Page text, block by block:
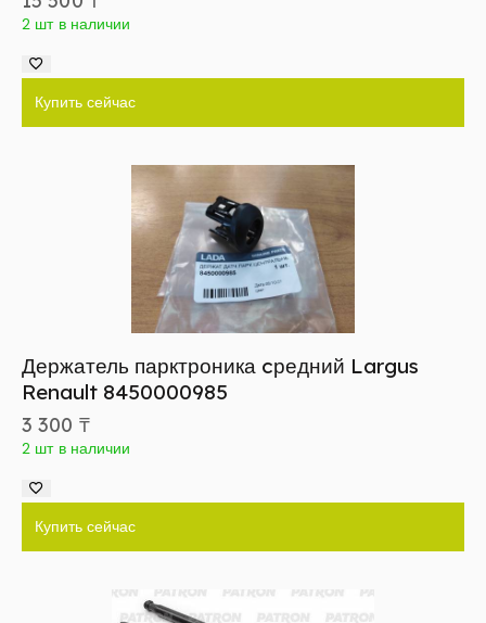
2 шт в наличии
Купить сейчас
Держатель парктроника cредний Largus
Renault 8450000985
3 300 ₸
2 шт в наличии
Купить сейчас